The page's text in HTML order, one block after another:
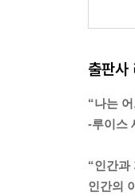
출판사
“나는
-루이스
“인간과
인간의